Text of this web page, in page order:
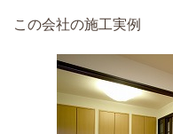
この会社の施工実例